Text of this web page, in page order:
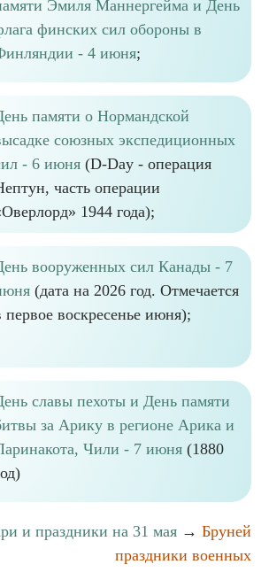
Эмиля Маннергейма и День
финских сил обороны в
- 4 июня;
памяти о Нормандской
союзных экспедиционных
- 6 июня (D-Day - операция
часть операции
1944 года);
вооруженных сил Канады - 7
(дата на 2026 год. Отмечается
первое воскресенье июня);
славы пехоты и День памяти
за Арику в регионе Арика и
Чили - 7 июня (1880
и праздники на 31 мая → Бруней
праздники военных